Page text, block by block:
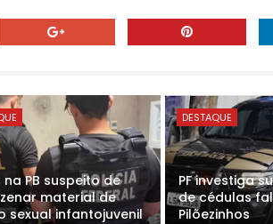
na PB suspeito de
material de
sexual infantojuvenil
DESTAQUE
PF investiga
de cédulas
Pilõezinhos